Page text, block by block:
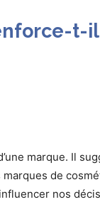
t-
marque. Il
de
nos